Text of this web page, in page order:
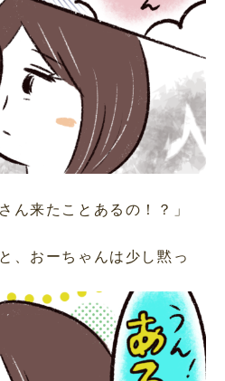
ん来たことあるの！？」
、おーちゃんは少し黙っ